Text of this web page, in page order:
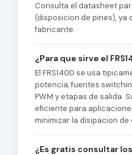
Consulta el datasheet
(disposicion de pines), ya
fabricante.
¿Para que sirve el
El FRS140D se usa
potencia, fuentes
PWM y etapas de salida.
eficiente para
minimizar la disipacion de
¿Es gratis consultar